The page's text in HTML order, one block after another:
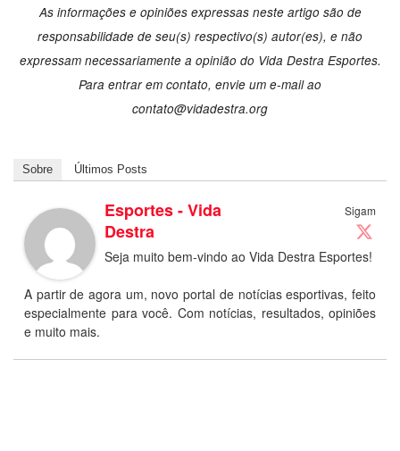
As informações e opiniões expressas neste artigo são de
responsabilidade de seu(s) respectivo(s) autor(es), e não
expressam necessariamente a opinião do Vida Destra Esportes.
Para entrar em contato, envie um e-mail ao
contato@vidadestra.org
Sobre Últimos Posts
Sigam
Esportes - Vida
Destra
Seja muito bem-vindo ao Vida Destra Esportes!
A partir de agora um, novo portal de notícias esportivas, feito
especialmente para você. Com notícias, resultados, opiniões
e muito mais.